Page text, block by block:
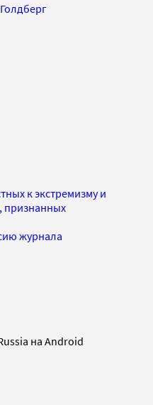
к экстремизму и
признанных
журнала
на Android